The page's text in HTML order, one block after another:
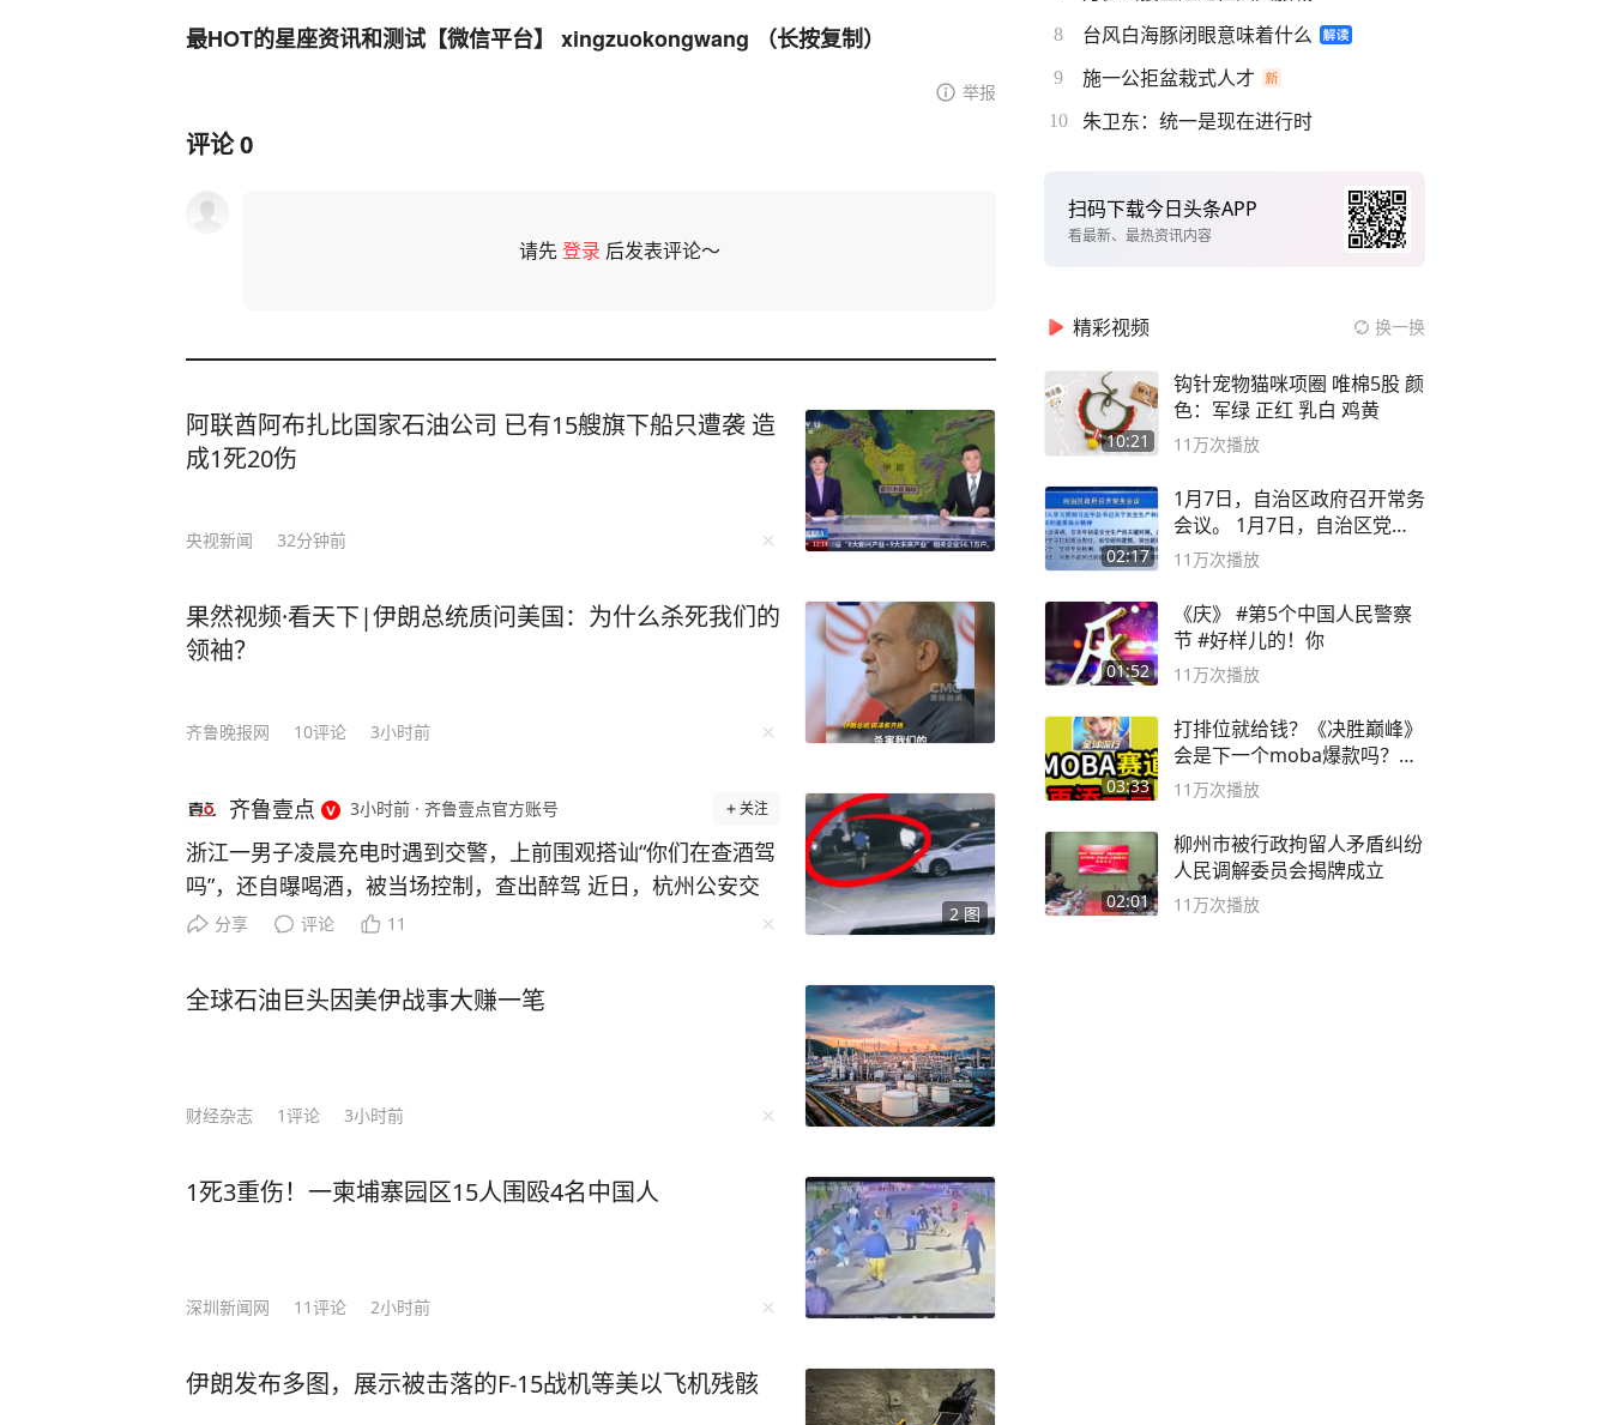
最HOT的星座资讯和测试【微信平台】 xingzuokongwang （长按复制）
举报
评论0
请先登录 后发表评论～
阿联酋阿布扎比国家石油公司 已有15艘旗下船只遭袭 造
成1死20伤
央视新闻 32分钟前
果然视频·看天下|伊朗总统质问美国：为什么杀死我们的
领袖？
齐鲁晚报网 10评论 3小时前
2 图
齐鲁壹点 3小时前 · 齐鲁壹点官方账号 关注
浙江一男子凌晨充电时遇到交警，上前围观搭讪“你们在查酒驾
吗”，还自曝喝酒，被当场控制，查出醉驾 近日，杭州公安交
管部门查获一起饮酒后驾车“送上门”的违法案例。一起来看看
交警在加油站处理事故时，正在一旁等候充电位的舒某见有交
警在场，因好奇心驱使，下车走上前围观“吃瓜”，并主动向交
问询，舒某毫无防备地说：“我喝了瓶啤酒，我怕你查酒驾，我
语顿、想撤离之时，交警将其拦下：“你喝了一瓶啤酒，还自告
果为118.2毫克/100毫升，属于醉酒驾驶。 经询问，舒某前晚8
心存侥幸，自认为酒气已消，便驾驶机动车前往家对面的加油
分享 评论 11
全球石油巨头因美伊战事大赚一笔
财经杂志 1评论 3小时前
1死3重伤！一柬埔寨园区15人围殴4名中国人
深圳新闻网 11评论 2小时前
伊朗发布多图，展示被击落的F-15战机等美以飞机残骸
8 台风白海豚闭眼意味着什么
9 施一公拒盆栽式人才
10 朱卫东：统一是现在进行时
扫码下载今日头条APP
看最新、最热资讯内容
精彩视频 换一换
10:21
钩针宠物猫咪项圈 唯棉5股 颜
色：军绿 正红 乳白 鸡黄
11万次播放
02:17
1月7日，自治区政府召开常务
会议。 1月7日，自治区党委
副书记
11万次播放
01:52
《庆》 #第5个中国人民警察
节 #好样儿的！你
11万次播放
03:33
打排位就给钱？《决胜巅峰》
会是下一个moba爆款吗？#
决胜巅峰
11万次播放
02:01
柳州市被行政拘留人矛盾纠纷
人民调解委员会揭牌成立
11万次播放